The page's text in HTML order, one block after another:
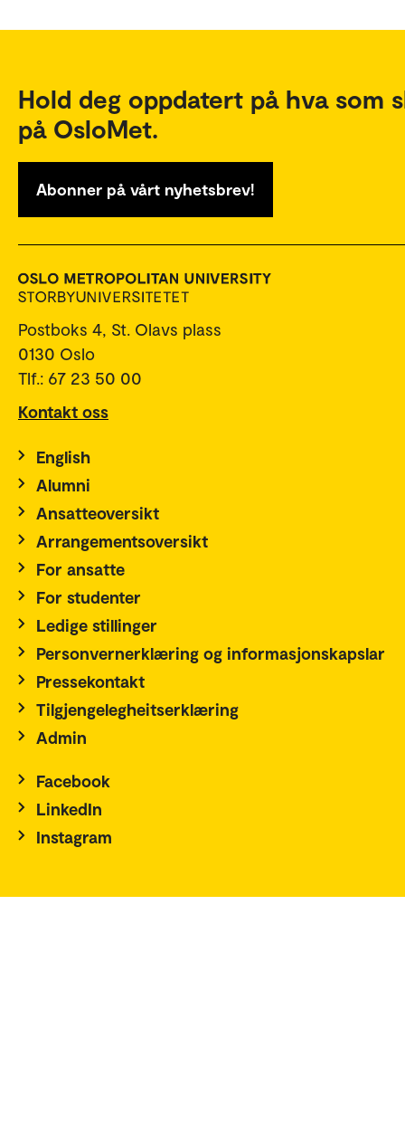
Hold deg oppdatert på hva som
på OsloMet.
Abonner på vårt nyhetsbrev!
Postboks 4, St. Olavs plass
0130 Oslo
Tlf.: 67 23 50 00
Kontakt oss
English
Alumni
Ansatteoversikt
Arrangementsoversikt
For ansatte
For studenter
Ledige stillinger
Personvernerklæring og informasjonskapslar
Pressekontakt
Tilgjengelegheitserklæring
Admin
Facebook
LinkedIn
Instagram